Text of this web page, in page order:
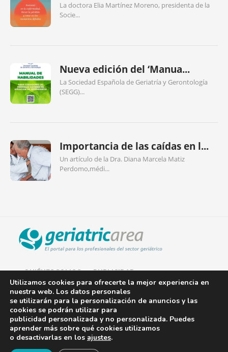
La doctora Elia Martínez Moreno, presidenta de la
Socie...
Nueva edición del ‘Manua...
La Sociedad Española de Geriatría y Gerontología
(SEGG)...
Importancia de las caídas en l...
Un artículo de la Dra. Diana Marcela Matiz
Perdomo,médi...
QUIÉNES SOMOS PUBLICIDAD
AVISO LEGAL
POLÍTICA DE COOKIES
POLÍTICA DE PRIVACIDAD
Utilizamos cookies para ofrecerte la mejor experiencia en
nuestra web. Los datos personales
se utilizarán para la personalización de anuncios y las
cookies se podrán utilizar para
publicidad personalizada y no personalizada. Puedes
aprender más sobre qué cookies utilizamos
o desactivarlas en los ajustes.